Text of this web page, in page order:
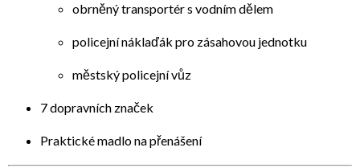
obrněný transportér s vodním dělem
policejní náklaďák pro zásahovou jednotku
městský policejní vůz
7 dopravních značek
Praktické madlo na přenášení